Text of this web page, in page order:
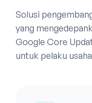
Solusi
yang
Google Core
untuk pelaku